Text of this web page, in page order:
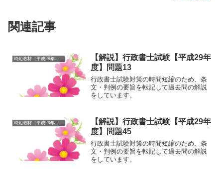
関連記事
【解説】行政書士試験【平成29年
度】問題13
行政書士試験対策の時間短縮のため、条
文・判例の要旨を転記して過去問の解説
をしています。
時短教材（平成29年度）
【解説】行政書士試験【平成29年
度】問題45
行政書士試験対策の時間短縮のため、条
文・判例の要旨を転記して過去問の解説
をしています。